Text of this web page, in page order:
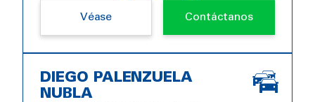
Véase Contáctanos
DIEGO PALENZUELA
NUBLA